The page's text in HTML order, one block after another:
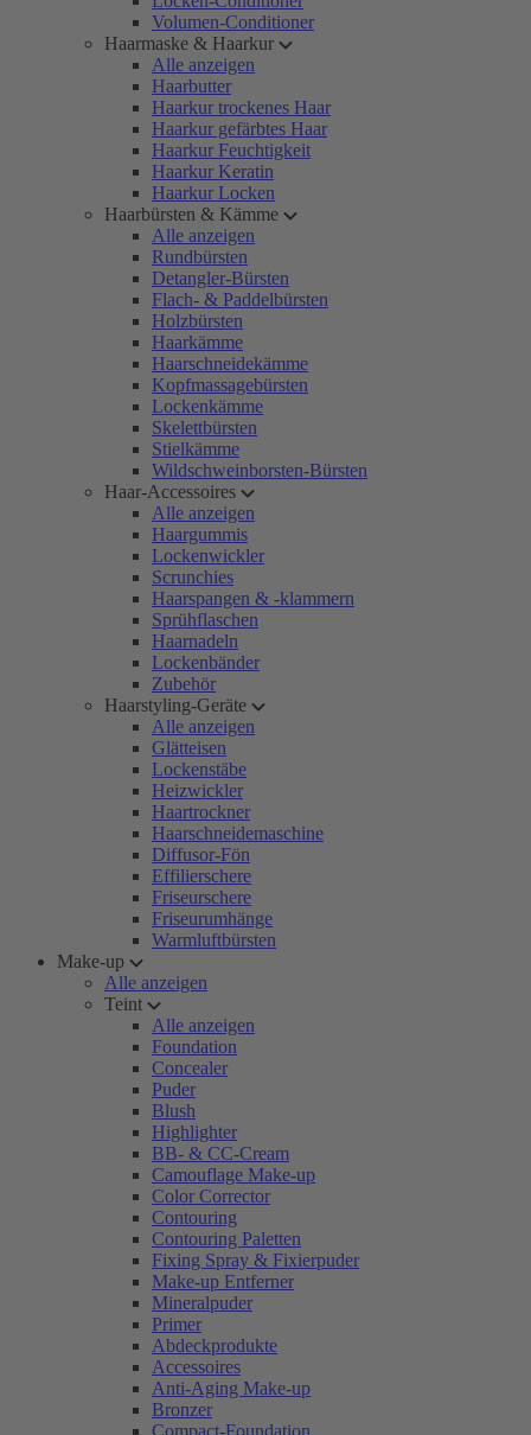
Volumen-Conditioner
Haarmaske & Haarkur
Alle anzeigen
Haarbutter
Haarkur trockenes Haar
Haarkur gefärbtes Haar
Haarkur Feuchtigkeit
Haarkur Keratin
Haarkur Locken
Haarbürsten & Kämme
Alle anzeigen
Rundbürsten
Detangler-Bürsten
Flach- & Paddelbürsten
Holzbürsten
Haarkämme
Haarschneidekämme
Kopfmassagebürsten
Lockenkämme
Skelettbürsten
Stielkämme
Wildschweinborsten-Bürsten
Haar-Accessoires
Alle anzeigen
Haargummis
Lockenwickler
Scrunchies
Haarspangen & -klammern
Sprühflaschen
Haarnadeln
Lockenbänder
Zubehör
Haarstyling-Geräte
Alle anzeigen
Glätteisen
Lockenstäbe
Heizwickler
Haartrockner
Haarschneidemaschine
Diffusor-Fön
Effilierschere
Friseurschere
Friseurumhänge
Warmluftbürsten
Make-up
Alle anzeigen
Teint
Alle anzeigen
Foundation
Concealer
Puder
Blush
Highlighter
BB- & CC-Cream
Camouflage Make-up
Color Corrector
Contouring
Contouring Paletten
Fixing Spray & Fixierpuder
Make-up Entferner
Mineralpuder
Primer
Abdeckprodukte
Accessoires
Anti-Aging Make-up
Bronzer
Compact-Foundation